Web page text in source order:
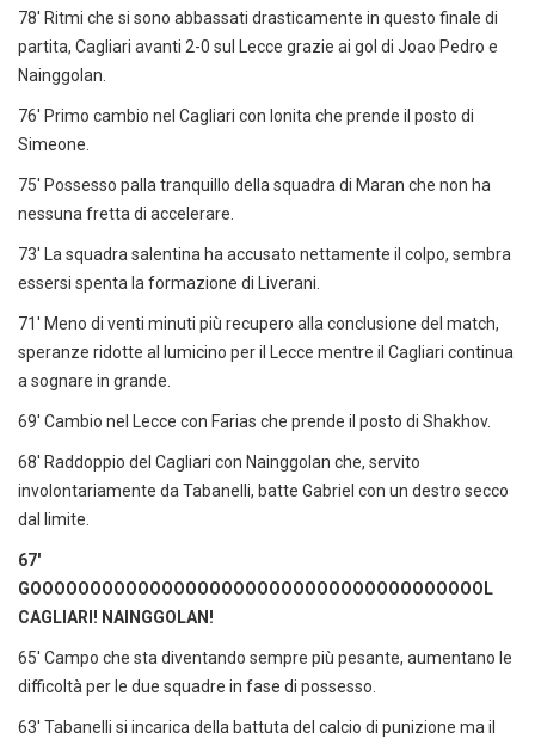
78' Ritmi che si sono abbassati drasticamente in questo finale di
partita, Cagliari avanti 2-0 sul Lecce grazie ai gol di Joao Pedro e
Nainggolan.
76' Primo cambio nel Cagliari con Ionita che prende il posto di
Simeone.
75' Possesso palla tranquillo della squadra di Maran che non ha
nessuna fretta di accelerare.
73' La squadra salentina ha accusato nettamente il colpo, sembra
essersi spenta la formazione di Liverani.
71' Meno di venti minuti più recupero alla conclusione del match,
speranze ridotte al lumicino per il Lecce mentre il Cagliari continua
a sognare in grande.
69' Cambio nel Lecce con Farias che prende il posto di Shakhov.
68' Raddoppio del Cagliari con Nainggolan che, servito
involontariamente da Tabanelli, batte Gabriel con un destro secco
dal limite.
67'
GOOOOOOOOOOOOOOOOOOOOOOOOOOOOOOOOOOOOOOL
CAGLIARI! NAINGGOLAN!
65' Campo che sta diventando sempre più pesante, aumentano le
difficoltà per le due squadre in fase di possesso.
63' Tabanelli si incarica della battuta del calcio di punizione ma il